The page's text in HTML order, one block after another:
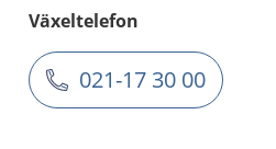
Växeltelefon
021-17 30 00